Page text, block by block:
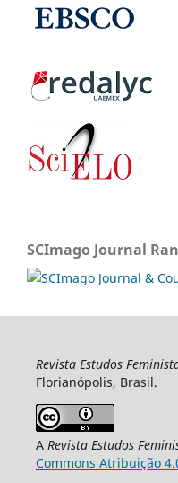
SCImago Journal
Revista Estudos
Florianópolis, Brasil.
A Revista Estudos
Commons Atribuição